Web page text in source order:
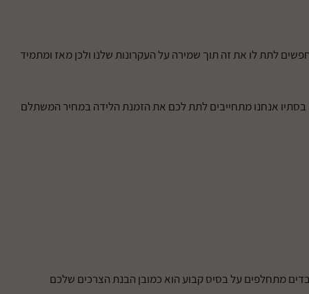
לתת לו את זה תוך שמירה על העקרונות שלנו ולכן מאז ומתמיד
אף גדולים מהרשתות. בסתיו אנחנו מתחייבים לתת לכם את הזמנת הלידה במחיר המשתלם
מתחלפים על בסיס קבוע הוא כמובן הבנת הצרכים שלכם